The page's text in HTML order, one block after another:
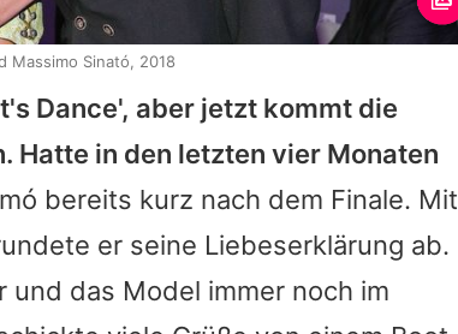
Dance', aber jetzt kommt die
Hatte in den letzten vier Monaten
bereits kurz nach dem Finale. Mit
er seine Liebeserklärung ab.
das Model immer noch im
Massimo Sinató, 2018